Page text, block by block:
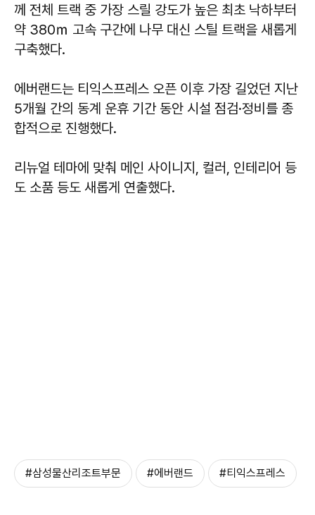
께 전체 트랙 중 가장 스릴 강도가 높은 최초 낙하부터
약 380ｍ 고속 구간에 나무 대신 스틸 트랙을 새롭게
구축했다.
에버랜드는 티익스프레스 오픈 이후 가장 길었던 지난
5개월 간의 동계 운휴 기간 동안 시설 점검·정비를 종
합적으로 진행했다.
리뉴얼 테마에 맞춰 메인 사이니지, 컬러, 인테리어 등
도 소품 등도 새롭게 연출했다.
#삼성물산리조트부문 #에버랜드 #티익스프레스